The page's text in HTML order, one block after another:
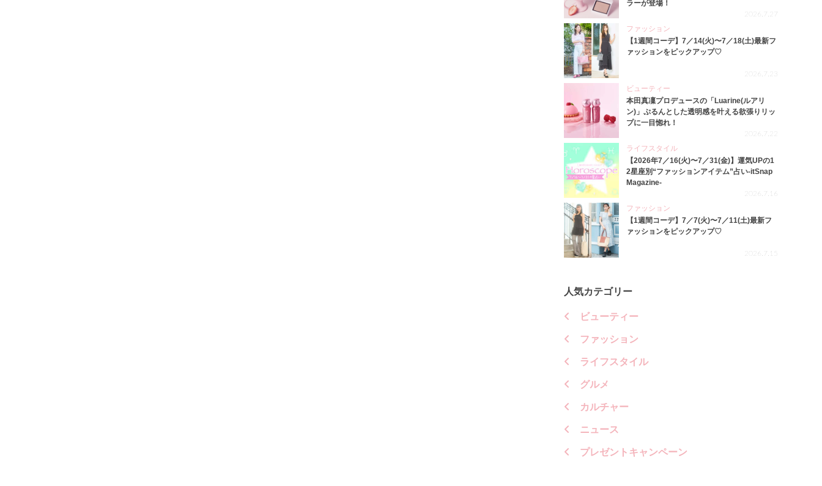
ラーが登場！
2026.7.27
ファッション
【1週間コーデ】7／14(火)〜7／18(土)最新フ
ァッションをピックアップ♡
2026.7.23
ビューティー
本田真凜プロデュースの「Luarine(ルアリ
ン)」ぷるんとした透明感を叶える欲張りリッ
プに一目惚れ！
2026.7.22
ライフスタイル
【2026年7／16(火)〜7／31(金)】運気UPの1
2星座別“ファッションアイテム”占い-itSnap
Magazine-
2026.7.16
ファッション
【1週間コーデ】7／7(火)〜7／11(土)最新フ
ァッションをピックアップ♡
2026.7.15
人気カテゴリー
ビューティー
ファッション
ライフスタイル
グルメ
カルチャー
ニュース
プレゼントキャンペーン